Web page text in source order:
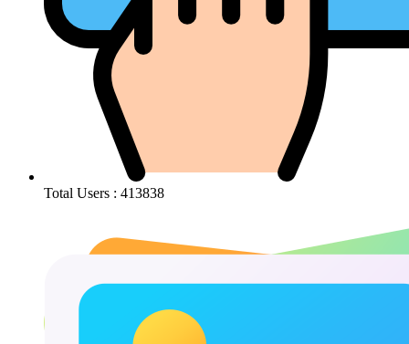
Total Users : 413838